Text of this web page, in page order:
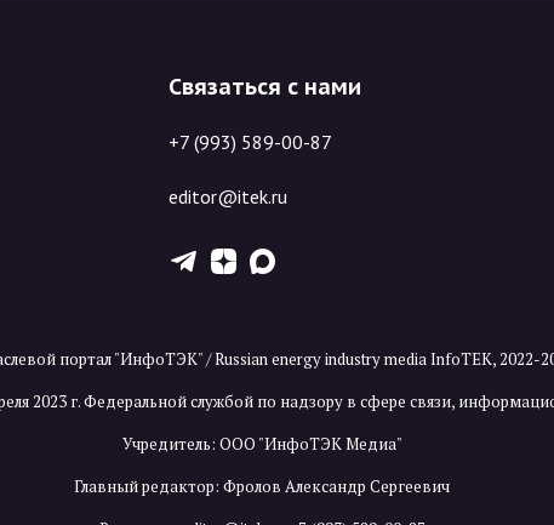
Связаться с нами
+7 (993) 589-00-87
editor@itek.ru
T Z X
портал "ИнфоТЭК" / Russian energy industry media InfoTEK, 2022-
2023 г. Федеральной службой по надзору в сфере связи,
Учредитель: ООО "ИнфоТЭК Медиа"
Главный редактор: Фролов Александр Сергеевич